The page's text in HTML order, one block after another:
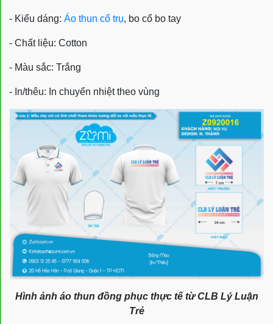
- Kiểu dáng: Áo thun cổ trụ, bo cổ bo tay
- Chất liệu: Cotton
- Màu sắc: Trắng
- In/thêu: In chuyển nhiệt theo vùng
Hình ảnh áo thun đồng phục thực tế từ CLB Lý Luận
Trẻ